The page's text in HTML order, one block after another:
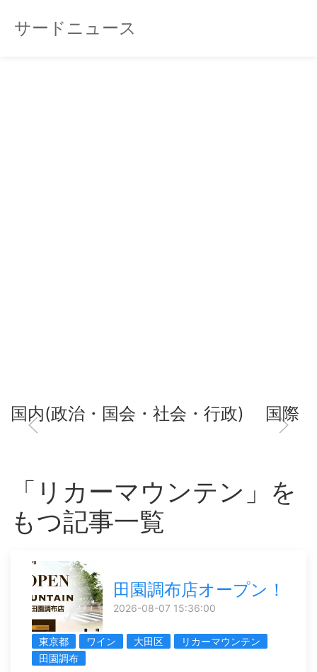
サードニュース
国内(政治・国会・社会・行政) 国際
「リカーマウンテン」を
もつ記事一覧
田園調布店オープン！
2026-08-07 15:36:00
東京都 ワイン 大田区
リカーマウンテン
田園調布